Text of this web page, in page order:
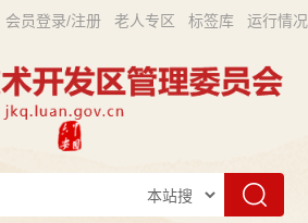
会员登录/注册 老人专区 标签库 运行情况